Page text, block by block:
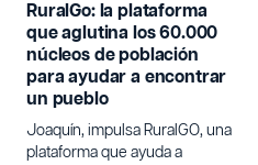
RuralGo: la plataforma
que aglutina los 60.000
núcleos de población
para ayudar a encontrar
un pueblo
Joaquín, impulsa RuralGO, una
plataforma que ayuda a